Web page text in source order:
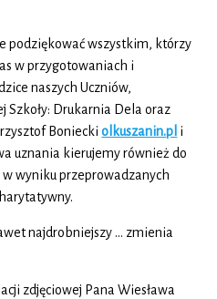
podziękować wszystkim, którzy
w przygotowaniach i
naszych Uczniów,
Szkoły: Drukarnia Dela oraz
Bonieckiolkuszanin.pl i
uznania kierujemy również do
w wyniku przeprowadzanych
najdrobniejszy … zmienia
zdjęciowej Pana Wiesława